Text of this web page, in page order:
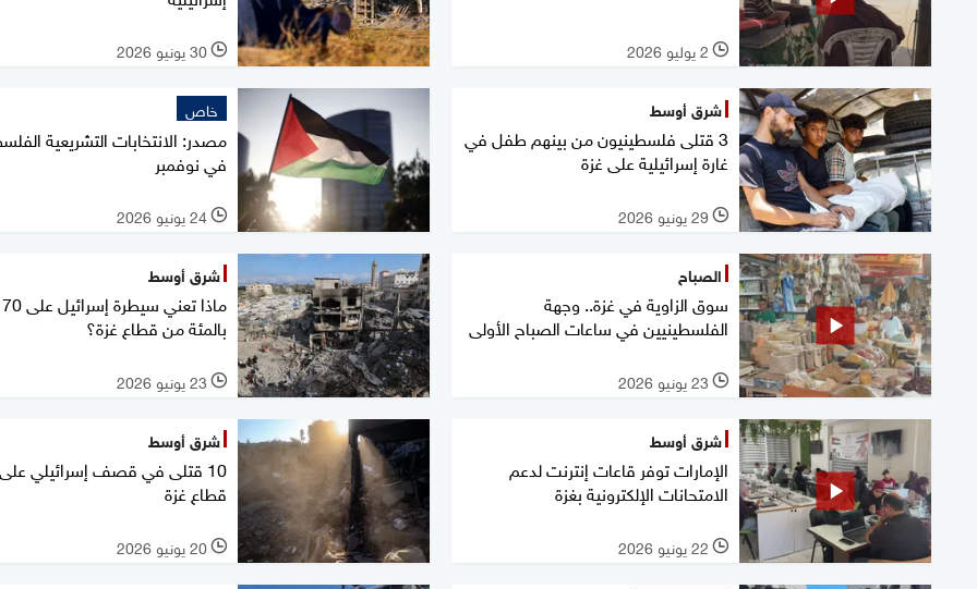
l 2 يوليو 2026 l 30 يونيو 2026
شرق أوسط
3 قتلى فلسطينيون من بينهم طفل في
غارة إسرائيلية على غزة
l 29 يونيو 2026
خاص
مصدر: الانتخابات التشريعية
في نوفمبر
l 24 يونيو 2026
الصباح
سوق الزاوية في غزة.. وجهة
الفلسطينيين في ساعات الصباح الأولى
l 23 يونيو 2026
شرق أوسط
ماذا تعني سيطرة إسرائيل على 70
بالمئة من قطاع غزة؟
l 23 يونيو 2026
شرق أوسط
الإمارات توفر قاعات إنترنت لدعم
الامتحانات الإلكترونية بغزة
l 22 يونيو 2026
شرق أوسط
10 قتلى في قصف إسرائيلي على
قطاع غزة
l 20 يونيو 2026